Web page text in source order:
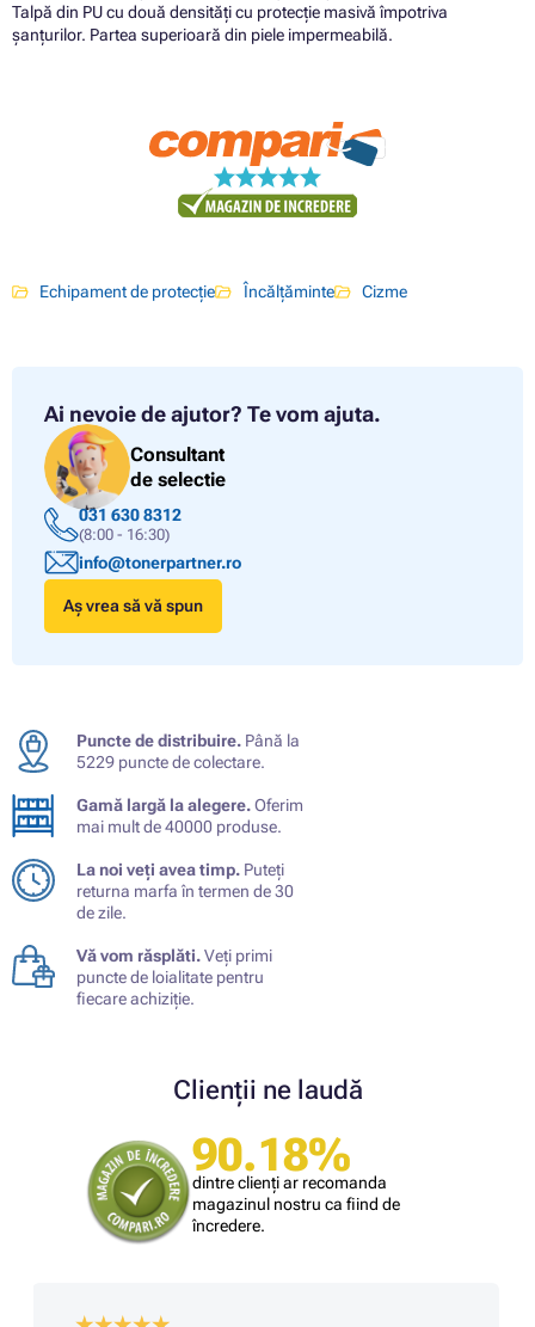
Talpă din PU cu două densități cu protecție masivă împotriva
șanțurilor. Partea superioară din piele impermeabilă.
Echipament de protecție Încălţăminte Cizme
Ai nevoie de ajutor? Te vom ajuta.
Consultant
de selectie
031 630 8312
(8:00 - 16:30)
info@tonerpartner.ro
Aș vrea să vă spun
Puncte de distribuire. Până la
5229 puncte de colectare.
Gamă largă la alegere.Oferim
mai mult de 40000 produse.
La noi veți avea timp. Puteți
returna marfa în termen de 30
de zile.
Vă vom răsplăti.Veți primi
puncte de loialitate pentru
fiecare achiziție.
Clienții ne laudă
90.18%
dintre clienți ar recomanda
magazinul nostru ca fiind de
încredere.